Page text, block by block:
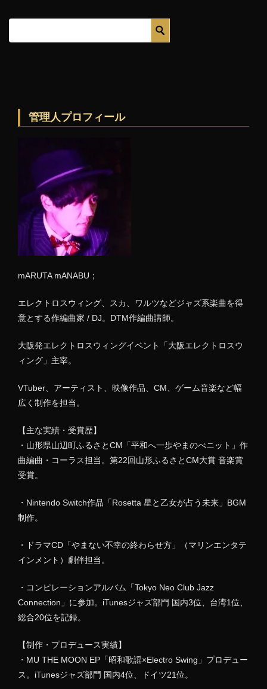
管理人プロフィール
mARUTA mANABU；
エレクトロスウィング、スカ、ワルツなどジャズ系楽曲を得
意とする作編曲家 / DJ。DTM作編曲講師。
大阪発エレクトロスウィングイベント「大阪エレクトロスウ
ィング」主宰。
VTuber、アーティスト、映像作品、CM、ゲーム音楽など幅
広く制作を担当。
【主な実績・受賞歴】
・山形県山辺町ふるさとCM「平和へ一歩やまのべニット」作
曲編曲・コーラス担当。第22回山形ふるさとCM大賞 音楽賞
受賞。
・Nintendo Switch作品「Rosetta 星と乙女が占う未来」BGM
制作。
・ドラマCD「やまない不幸の終わらせ方」（マリンエンタテ
インメント）劇伴担当。
・コンピレーションアルバム「Tokyo Neo Club Jazz
Connection」に参加。iTunesジャズ部門 国内3位、台湾1位、
総合20位を記録。
【制作・プロデュース実績】
・MU THE MOON EP「昭和歌謡×Electro Swing」プロデュー
ス。iTunesジャズ部門 国内4位、ドイツ21位。